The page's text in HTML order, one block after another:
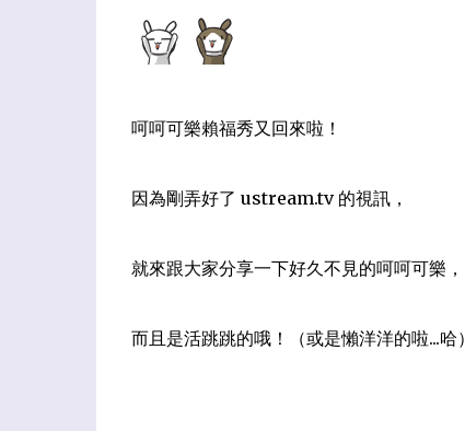
呵呵可樂賴福秀又回來啦！
因為剛弄好了 ustream.tv 的視訊，
就來跟大家分享一下好久不見的呵呵可樂，
而且是活跳跳的哦！（或是懶洋洋的啦...哈）